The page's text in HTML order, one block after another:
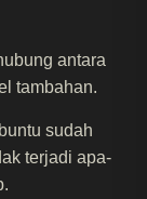
antara
tambahan.
sudah
terjadi apa-